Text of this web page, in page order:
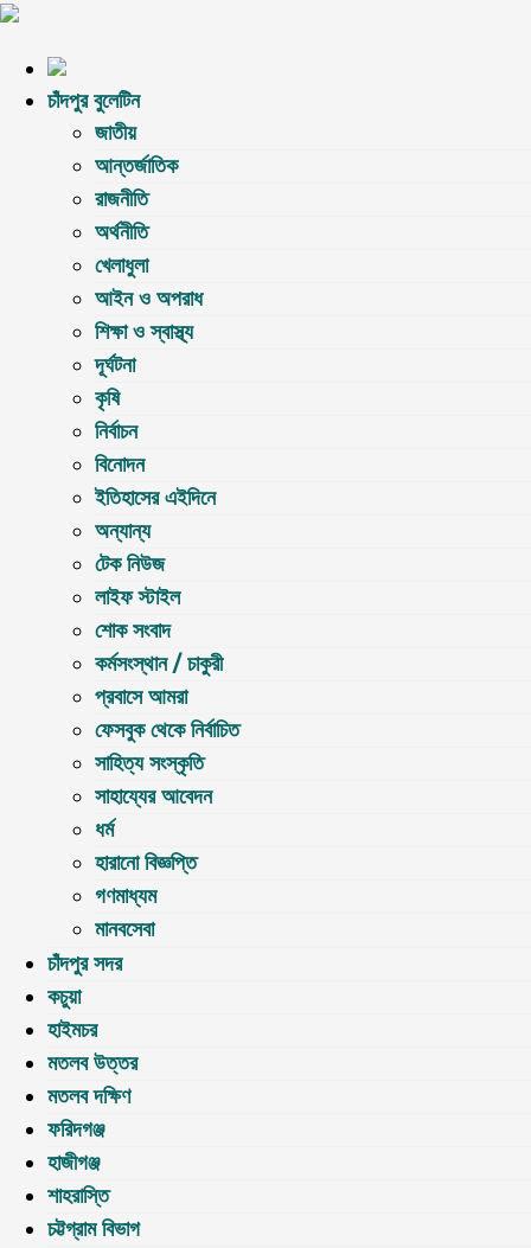
চাঁদপুর বুলেটিন
জাতীয়
আন্তর্জাতিক
রাজনীতি
অর্থনীতি
খেলাধুলা
আইন ও অপরাধ
শিক্ষা ও স্বাস্থ্য
দূর্ঘটনা
কৃষি
নির্বাচন
বিনোদন
ইতিহাসের এইদিনে
অন্যান্য
টেক নিউজ
লাইফ স্টাইল
শোক সংবাদ
কর্মসংস্থান / চাকুরী
প্রবাসে আমরা
ফেসবুক থেকে নির্বাচিত
সাহিত্য সংস্কৃতি
সাহায্যের আবেদন
ধর্ম
হারানো বিজ্ঞপ্তি
গণমাধ্যম
মানবসেবা
চাঁদপুর সদর
কচুয়া
হাইমচর
মতলব উত্তর
মতলব দক্ষিণ
ফরিদগঞ্জ
হাজীগঞ্জ
শাহরাস্তি
চট্টগ্রাম বিভাগ